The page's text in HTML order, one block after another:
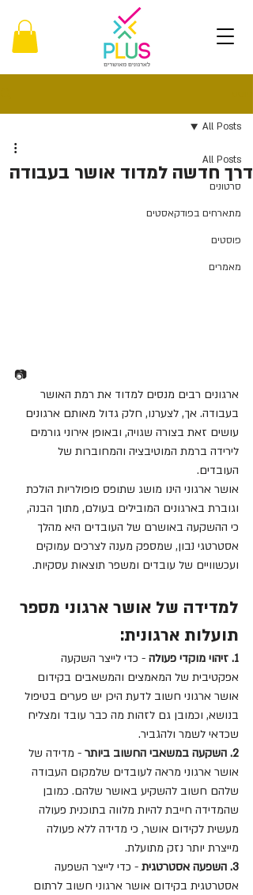
All Posts
סרטונים
מתארחים בפודקאסטים
פוסטים
מאמרים
All Posts
דרך חדשה למדוד אושר בעבודה
📷
ארגונים רבים מנסים למדוד את רמת האושר
בעבודה. אך, לצערנו, חלק גדול מאותם ארגונים
עושים זאת בצורה שגויה, ובאופן אירוני גורמים
לירידה ברמת המוטיבציה והמחוברות של
העובדים.
אושר ארגוני הינו מושג שתופס פופולריות הולכת
וגוברת בארגונים המובילים בעולם, מתוך הבנה,
כי ההשקעה באושרם של העובדים היא מהלך
אסטרטגי נבון, שמספק מענה לצרכים עמוקים
ועכשוויים של עובדים ומשפר תוצאות עסקיות.
למדידה של אושר ארגוני מספר
תועלות ארגונית:
1. זיהוי מוקדי פעולה
- כדי לייצר השקעה
אפקטיבית של המאמצים והמשאבים בקידום
אושר ארגוני חשוב לדעת היכן יש פערים בטיפול
בנושא, וכמובן גם לזהות מה כבר עובד ומצליח
שכדאי לשמר ולהגביר.
2. השקעה במשאבי החשוב ביותר
- מדידה של
אושר ארגוני מראה לעובדים שלמקום העבודה
שלהם חשוב להשקיע באושר שלהם. כמובן
שהמדידה חייבת להיות מלווה בתוכנית פעולה
מעשית לקידום אושר, כי מדידה ללא פעולה
מייצרת יותר נזק מתועלת.
3. השפעה אסטרטגית
- כדי לייצר השפעה
אסטרטגית בקידום אושר ארגוני חשוב לרתום